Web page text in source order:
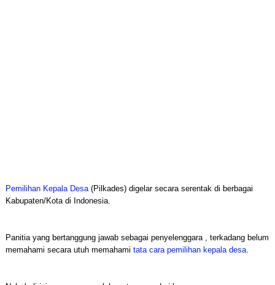
Pemilihan Kepala Desa(Pilkades) digelar secara serentak di berbagai
Kabupaten/Kota di Indonesia.
Panitia yang bertanggung jawab sebagai penyelenggara , terkadang belum
memahami secara utuh memahami tata cara pemilihan kepala desa.